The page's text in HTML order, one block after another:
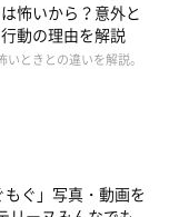
怖いから？意外と
動の理由を解説
ときとの違いを解説。
ぐ」写真・動画を